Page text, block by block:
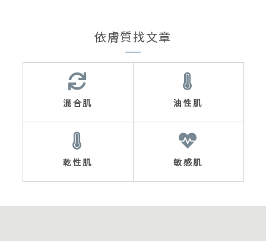
依膚質找文章
混合肌 油性肌
乾性肌 敏感肌